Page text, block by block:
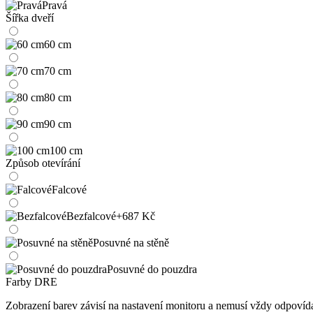
Pravá
Šířka dveří
60 cm
70 cm
80 cm
90 cm
100 cm
Způsob otevírání
Falcové
Bezfalcové+687 Kč
Posuvné na stěně
Posuvné do pouzdra
Farby DRE
Zobrazení barev závisí na nastavení monitoru a nemusí vždy